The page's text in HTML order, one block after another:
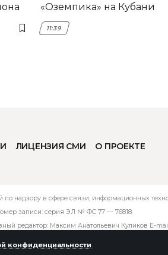
конфиденциальности
«Оземпика» на Кубани
11:39
ЛИЦЕНЗИЯ СМИ О ПРОЕКТЕ
надзору в сфере связи, информационных
записи: серия ЭЛ № ФС 77 — 76818.
редактор: Максим Анатольевич Куликов E-